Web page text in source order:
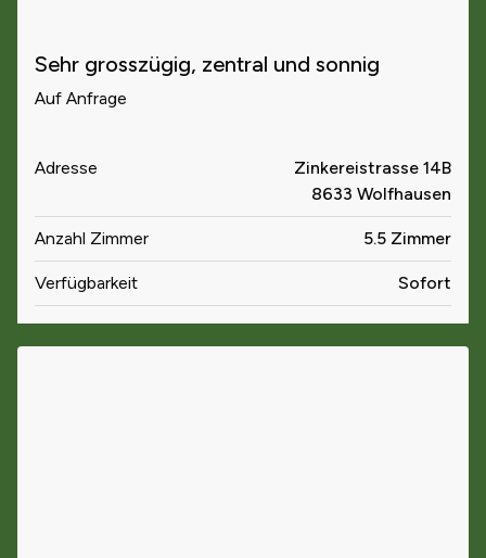
Sehr grosszügig, zentral und sonnig
Auf Anfrage
Adresse
Zinkereistrasse 14B
8633 Wolfhausen
Anzahl Zimmer 5.5 Zimmer
Verfügbarkeit Sofort